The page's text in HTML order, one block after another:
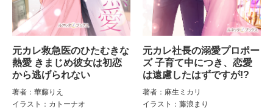
元カレ救急医のひたむきな
熱愛 きまじめ彼女は初恋
から逃げられない
著者：華藤りえ
イラスト：カトーナオ
元カレ社長の溺愛プロポー
ズ 子育て中につき、恋愛
は遠慮したはずですが!?
著者：麻生ミカリ
イラスト：藤浪まり